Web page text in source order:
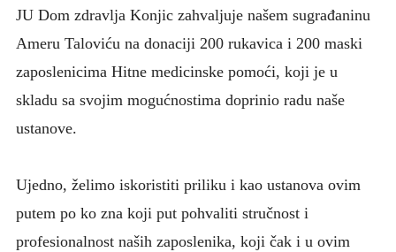
FOTO GALERIJA
KONTAKT
JU Dom zdravlja Konjic zahvaljuje našem sugrađaninu
Ameru Taloviću na donaciji 200 rukavica i 200 maski
zaposlenicima Hitne medicinske pomoći, koji je u
skladu sa svojim mogućnostima doprinio radu naše
ustanove.
Ujedno, želimo iskoristiti priliku i kao ustanova ovim
putem po ko zna koji put pohvaliti stručnost i
profesionalnost naših zaposlenika, koji čak i u ovim